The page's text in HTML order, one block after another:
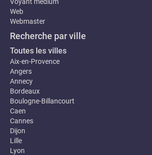
Web
Webmaster
Recherche par ville
Toutes les villes
Aix-en-Provence
Angers
Annecy
Bordeaux
Boulogne-Billancourt
Caen
Cannes
Dijon
Lille
Lyon